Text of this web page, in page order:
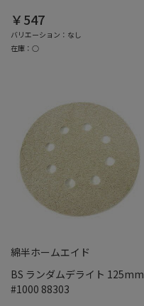
￥547
バリエーション：なし
在庫：○
綿半ホームエイド
BS ランダムデライト 125mm
#1000 88303